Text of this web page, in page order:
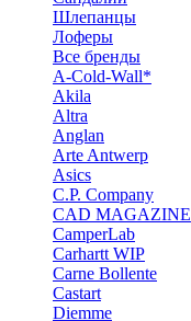
Шлепанцы
Лоферы
Все бренды
A-Cold-Wall*
Akila
Altra
Anglan
Arte Antwerp
Asics
C.P. Company
CAD MAGAZINE
CamperLab
Carhartt WIP
Carne Bollente
Castart
Diemme